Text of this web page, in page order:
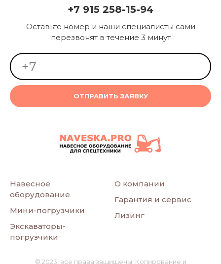
+7 915 258-15-94
Оставьте номер и наши специалисты сами
перезвонят в течение 3 минут
ОТПРАВИТЬ ЗАЯВКУ
Навесное
оборудование
Мини-погрузчики
Экскаваторы-
погрузчики
О компании
Гарантия и сервис
Лизинг
© 2023, все права защищены. Копирование и